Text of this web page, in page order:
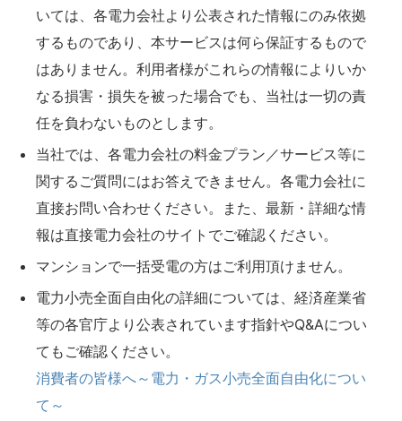
いては、各電力会社より公表された情報にのみ依拠
するものであり、本サービスは何ら保証するもので
はありません。利用者様がこれらの情報によりいか
なる損害・損失を被った場合でも、当社は一切の責
任を負わないものとします。
当社では、各電力会社の料金プラン／サービス等に
関するご質問にはお答えできません。各電力会社に
直接お問い合わせください。また、最新・詳細な情
報は直接電力会社のサイトでご確認ください。
マンションで一括受電の方はご利用頂けません。
電力小売全面自由化の詳細については、経済産業省
等の各官庁より公表されています指針やQ&Aについ
てもご確認ください。
消費者の皆様へ～電力・ガス小売全面自由化につい
て～